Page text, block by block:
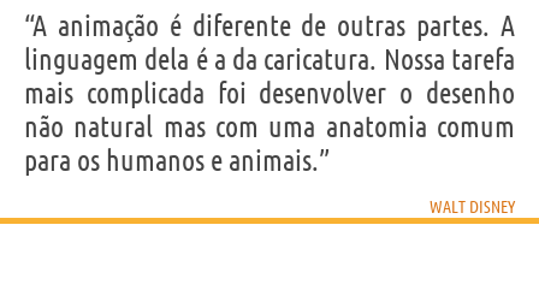
“A animação é diferente de outras partes. A
linguagem dela é a da caricatura. Nossa tarefa
mais complicada foi desenvolver o desenho
não natural mas com uma anatomia comum
para os humanos e animais.”
WALT DISNEY